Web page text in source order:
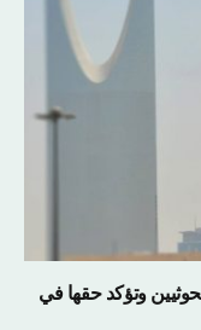
وتؤكد حقها في